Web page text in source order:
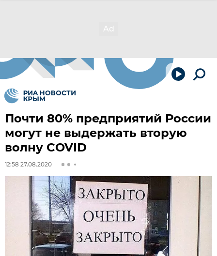
Почти 80% предприятий России
могут не выдержать вторую
волну COVID
12:58 27.08.2020